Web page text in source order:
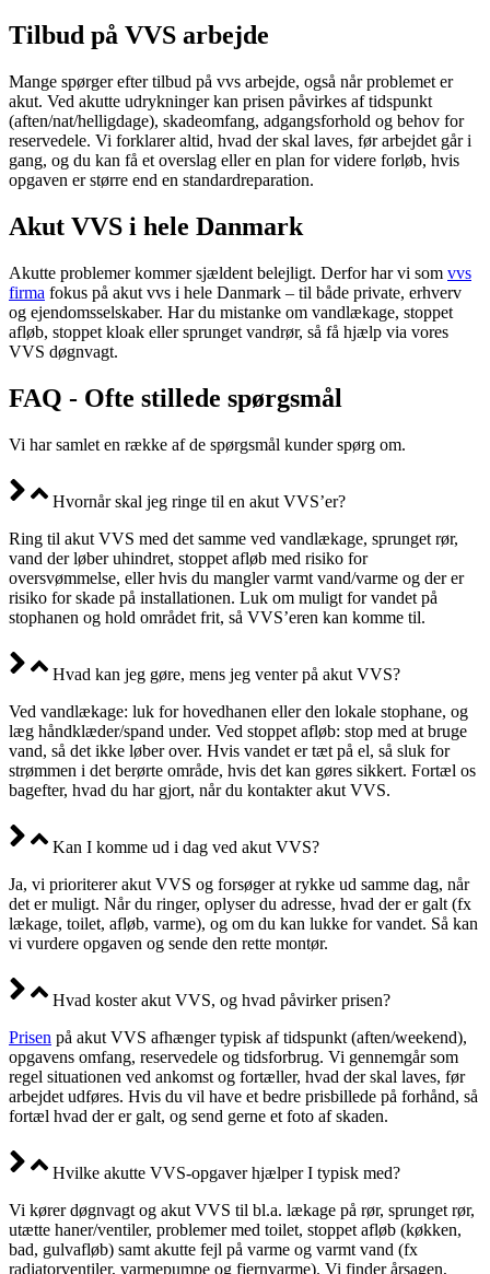
Tilbud på VVS arbejde
Mange spørger efter tilbud på vvs arbejde, også når problemet er
akut. Ved akutte udrykninger kan prisen påvirkes af tidspunkt
(aften/nat/helligdage), skadeomfang, adgangsforhold og behov for
reservedele. Vi forklarer altid, hvad der skal laves, før arbejdet går i
gang, og du kan få et overslag eller en plan for videre forløb, hvis
opgaven er større end en standardreparation.
Akut VVS i hele Danmark
Akutte problemer kommer sjældent belejligt. Derfor har vi som vvs
firma fokus på akut vvs i hele Danmark – til både private, erhverv
og ejendomsselskaber. Har du mistanke om vandlækage, stoppet
afløb, stoppet kloak eller sprunget vandrør, så få hjælp via vores
VVS døgnvagt.
FAQ - Ofte stillede spørgsmål
Vi har samlet en række af de spørgsmål kunder spørg om.
Hvornår skal jeg ringe til en akut VVS’er?
Ring til akut VVS med det samme ved vandlækage, sprunget rør,
vand der løber uhindret, stoppet afløb med risiko for
oversvømmelse, eller hvis du mangler varmt vand/varme og der er
risiko for skade på installationen. Luk om muligt for vandet på
stophanen og hold området frit, så VVS’eren kan komme til.
Hvad kan jeg gøre, mens jeg venter på akut VVS?
Ved vandlækage: luk for hovedhanen eller den lokale stophane, og
læg håndklæder/spand under. Ved stoppet afløb: stop med at bruge
vand, så det ikke løber over. Hvis vandet er tæt på el, så sluk for
strømmen i det berørte område, hvis det kan gøres sikkert. Fortæl os
bagefter, hvad du har gjort, når du kontakter akut VVS.
Kan I komme ud i dag ved akut VVS?
Ja, vi prioriterer akut VVS og forsøger at rykke ud samme dag, når
det er muligt. Når du ringer, oplyser du adresse, hvad der er galt (fx
lækage, toilet, afløb, varme), og om du kan lukke for vandet. Så kan
vi vurdere opgaven og sende den rette montør.
Hvad koster akut VVS, og hvad påvirker prisen?
Prisen på akut VVS afhænger typisk af tidspunkt (aften/weekend),
opgavens omfang, reservedele og tidsforbrug. Vi gennemgår som
regel situationen ved ankomst og fortæller, hvad der skal laves, før
arbejdet udføres. Hvis du vil have et bedre prisbillede på forhånd, så
fortæl hvad der er galt, og send gerne et foto af skaden.
Hvilke akutte VVS-opgaver hjælper I typisk med?
Vi kører døgnvagt og akut VVS til bl.a. lækage på rør, sprunget rør,
utætte haner/ventiler, problemer med toilet, stoppet afløb (køkken,
bad, gulvafløb) samt akutte fejl på varme og varmt vand (fx
radiatorventiler, varmepumpe og fjernvarme). Vi finder årsagen,